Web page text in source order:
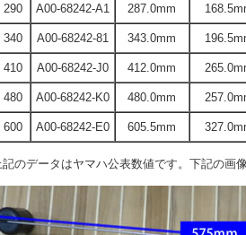
290 A00-68242-A1 287.0mm
340 A00-68242-81 343.0mm
410 A00-68242-J0 412.0mm
480 A00-68242-K0 480.0mm
600 A00-68242-E0 605.5mm
記のデータはヤマハ公表数値です。下記の画